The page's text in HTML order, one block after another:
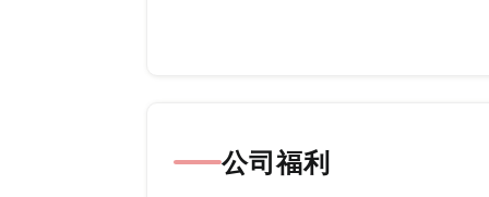
公司福利